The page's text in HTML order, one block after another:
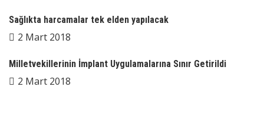
Sağlıkta harcamalar tek elden yapılacak
2 Mart 2018
Milletvekillerinin İmplant Uygulamalarına Sınır Getirildi
2 Mart 2018